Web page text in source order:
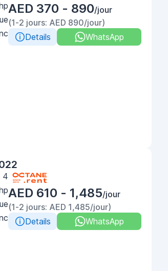
AED 370 - 890/jour
(1-2 jours: AED 890/jour)
Details
WhatsApp
4
AED 610 - 1,485/jour
(1-2 jours: AED 1,485/jour)
Details
WhatsApp